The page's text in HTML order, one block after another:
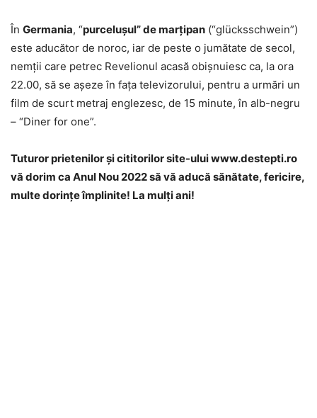
În Germania, “purceluşul” de marţipan (“glücksschwein”)
este aducător de noroc, iar de peste o jumătate de secol,
nemţii care petrec Revelionul acasă obişnuiesc ca, la ora
22.00, să se aşeze în faţa televizorului, pentru a urmări un
film de scurt metraj englezesc, de 15 minute, în alb-negru
– “Diner for one”.
Tuturor prietenilor şi cititorilor site-ului www.destepti.ro
vă dorim ca Anul Nou 2022 să vă aducă sănătate, fericire,
multe dorinţe împlinite! La mulţi ani!